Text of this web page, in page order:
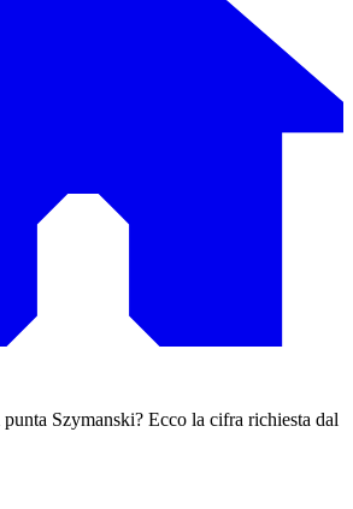
Szymanski? Ecco la cifra richiesta dal